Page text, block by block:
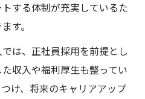
する体制が充実しているた
す。
は、正社員採用を前提とし
収入や福利厚生も整ってい
け、将来のキャリアアップ